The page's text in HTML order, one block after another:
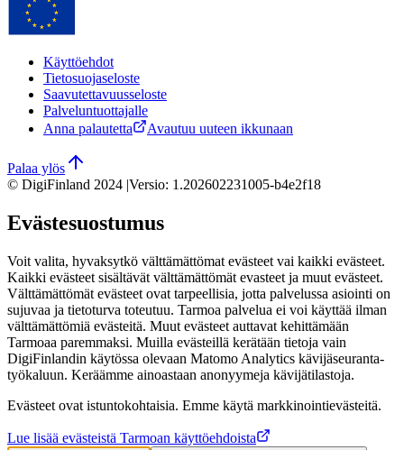
Käyttöehdot
Tietosuojaseloste
Saavutettavuusseloste
Palveluntuottajalle
Anna palautetta
Avautuu uuteen ikkunaan
Palaa ylös
© DigiFinland 2024 |Versio: 1.202602231005-b4e2f18
Evästesuostumus
Voit valita, hyvaksytkö välttämättömat evästeet vai kaikki evästeet.
Kaikki evästeet sisältävät välttämättömät evasteet ja muut evästeet.
Välttämättömät evästeet ovat tarpeellisia, jotta palvelussa asiointi on
sujuvaa ja tietoturva toteutuu. Tarmoa palvelua ei voi käyttää ilman
välttämättömiä evästeitä. Muut evästeet auttavat kehittämään
Tarmoaa paremmaksi. Muilla evästeillä kerätään tietoja vain
DigiFinlandin käytössa olevaan Matomo Analytics kävijäseuranta-
työkaluun. Keräämme ainoastaan anonyymeja kävijätilastoja.
Evästeet ovat istuntokohtaisia. Emme käytä markkinointievästeitä.
Lue lisää evästeistä Tarmoan käyttöehdoista